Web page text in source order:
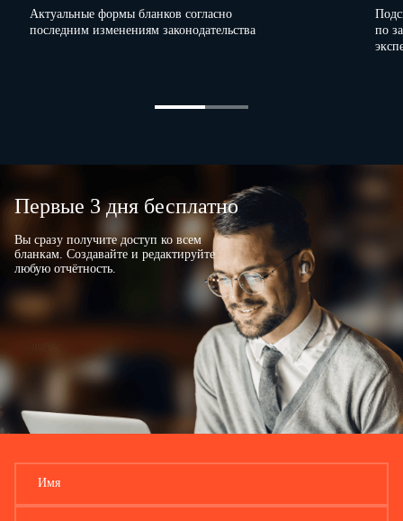
(лицо, уполномоченное предоставлять
Актуальные формы бланков согласно
последним изменениям законодательства
по
Первые 3 дня бесплатно
Вы сразу получите доступ ко всем
бланкам. Создавайте и редактируйте
любую отчётность.
Имя